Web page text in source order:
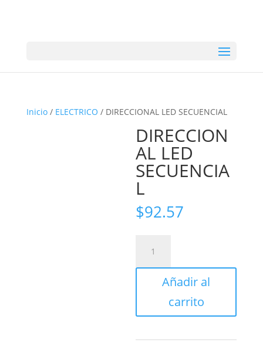
Inicio/ ELECTRICO / DIRECCIONAL LED SECUENCIAL
DIRECCION
AL LED
SECUENCIA
L
$92.57
SECUENCIAL
cantidadAñadir al
carrito